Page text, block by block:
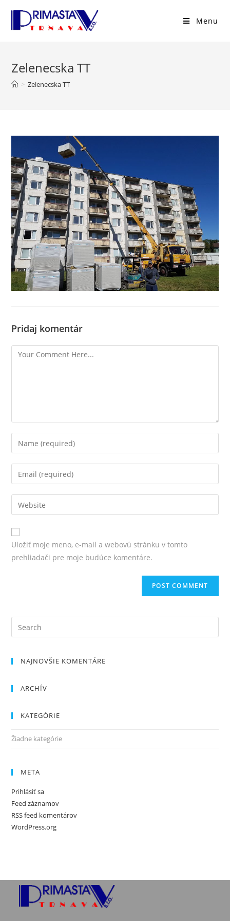
Menu
Zelenecska TT
> Zelenecska TT
Pridaj komentár
Uložiť moje meno, e-mail a webovú stránku v tomto
prehliadači pre moje budúce komentáre.
NAJNOVŠIE KOMENTÁRE
ARCHÍV
KATEGÓRIE
Žiadne kategórie
META
Prihlásiť sa
Feed záznamov
RSS feed komentárov
WordPress.org